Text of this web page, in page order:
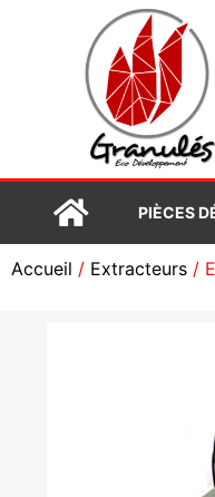
PIÈCES
Accueil / Extracteurs /